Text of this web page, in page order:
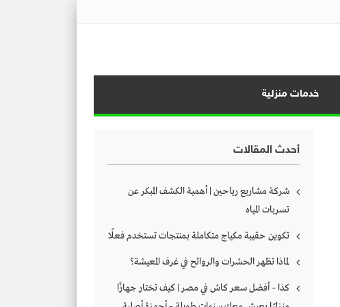
خدمات منزلية
أحدث المقالات
شركة مشاريع رياحين | أهمية الكشف المبكر عن
تسربات المياه
تكوين حقيبة مكياج متكاملة بمنتجات تستخدم فعلًا
لماذا تظهر الحشرات والروائح في غرف المعيشة؟
كذا – أفضل سعر كاش في مصر | كيف تختار جهازًا